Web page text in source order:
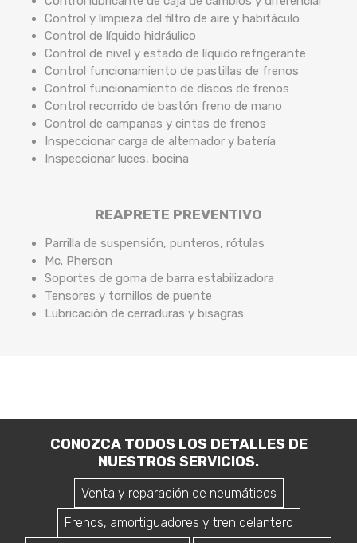
Control y limpieza del filtro de aire y habitáculo
Control de líquido hidráulico
Control de nivel y estado de líquido refrigerante
Control funcionamiento de pastillas de frenos
Control funcionamiento de discos de frenos
Control recorrido de bastón freno de mano
Control de campanas y cintas de frenos
Inspeccionar carga de alternador y batería
Inspeccionar luces, bocina
REAPRETE PREVENTIVO
Parrilla de suspensión, punteros, rótulas
Mc. Pherson
Soportes de goma de barra estabilizadora
Tensores y tornillos de puente
Lubricación de cerraduras y bisagras
CONOZCA TODOS LOS DETALLES DE
NUESTROS SERVICIOS.
Venta y reparación de neumáticos
Frenos, amortiguadores y tren delantero